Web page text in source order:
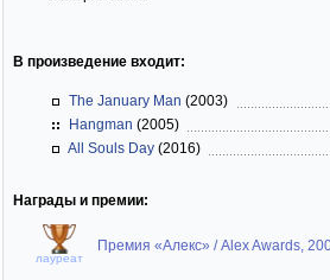
В произведение входит:
The January Man (2003)
Hangman (2005)
All Souls Day (2016)
Награды и премии:
лауреат
Премия «Алекс» / Alex Awards,